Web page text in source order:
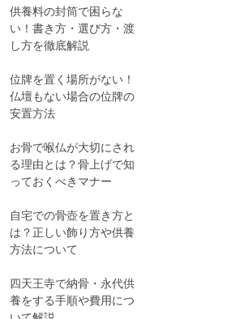
供養料の封筒で困らな
い！書き方・選び方・渡
し方を徹底解説
位牌を置く場所がない！
仏壇もない場合の位牌の
安置方法
お骨で喉仏が大切にされ
る理由とは？骨上げで知
っておくべきマナー
自宅での骨壺を置き方と
は？正しい飾り方や供養
方法について
四天王寺で納骨・永代供
養をする手順や費用につ